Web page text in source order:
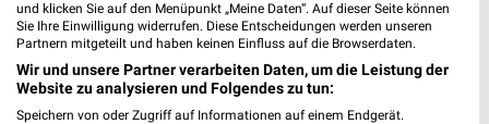
0,6 km
August 2026
Gültig bis Mo. 31.08.
0,4 km
August 2026
ALLE PROSPEKTE
und klicken Sie auf den Menüpunkt „Meine Daten“. Auf dieser Seite können
Sie Ihre Einwilligung widerrufen. Diese Entscheidungen werden unseren
Partnern mitgeteilt und haben keinen Einfluss auf die Browserdaten.
Wir und unsere Partner verarbeiten Daten, um die Leistung der
Website zu analysieren und Folgendes zu tun:
Speichern von oder Zugriff auf Informationen auf einem Endgerät.